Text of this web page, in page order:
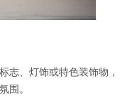
志、灯饰或特色装饰物，
围。